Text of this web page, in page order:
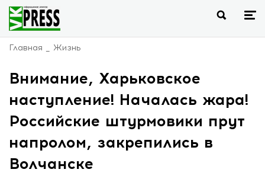
Главная Жизнь
Внимание, Харьковское
наступление! Началась жара!
Российские штурмовики прут
напролом, закрепились в
Волчанске